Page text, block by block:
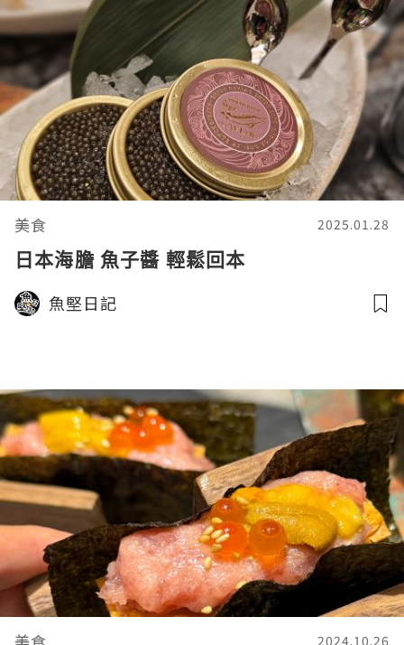
美食 2025.01.28
日本海膽 魚子醬 輕鬆回本
魚堅日記
2024.10.26